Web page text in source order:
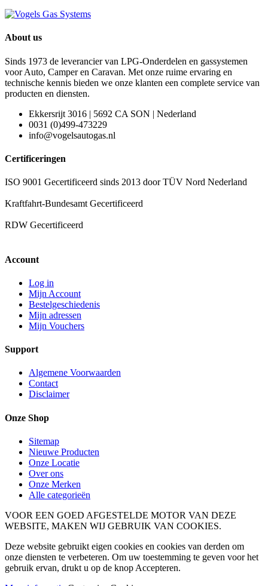
About us
Sinds 1973 de leverancier van LPG-Onderdelen en gassystemen
voor Auto, Camper en Caravan. Met onze ruime ervaring en
technische kennis bieden we onze klanten een complete service van
producten en diensten.
Ekkersrijt 3016 | 5692 CA SON | Nederland
0031 (0)499-473229
info@vogelsautogas.nl
Certificeringen
ISO 9001 Gecertificeerd sinds 2013 door TÜV Nord Nederland
Kraftfahrt-Bundesamt Gecertificeerd
RDW Gecertificeerd
Account
Log in
Mijn Account
Bestelgeschiedenis
Mijn adressen
Mijn Vouchers
Support
Algemene Voorwaarden
Contact
Disclaimer
Onze Shop
Sitemap
Nieuwe Producten
Onze Locatie
Over ons
Onze Merken
Alle categorieën
VOOR EEN GOED AFGESTELDE MOTOR VAN DEZE
WEBSITE, MAKEN WIJ GEBRUIK VAN COOKIES.
Deze website gebruikt eigen cookies en cookies van derden om
onze diensten te verbeteren. Om uw toestemming te geven voor het
gebruik ervan, drukt u op de knop Accepteren.